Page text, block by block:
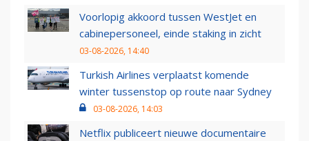
Voorlopig akkoord tussen WestJet en
cabinepersoneel, einde staking in zicht
03-08-2026, 14:40
Turkish Airlines verplaatst komende
winter tussenstop op route naar Sydney
03-08-2026, 14:03
Netflix publiceert nieuwe documentaire